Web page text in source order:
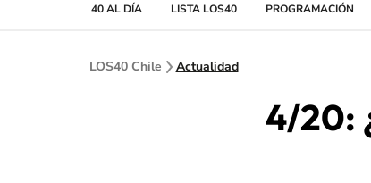
40 AL DÍA LISTA LOS40 PROGRAMACIÓN
LOS40 Chile Actualidad
4/20: